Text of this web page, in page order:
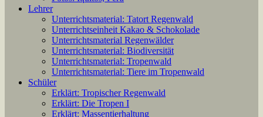
Lehrer
Unterrichtsmaterial: Tatort Regenwald
Unterrichtseinheit Kakao & Schokolade
Unterrichtsmaterial Regenwälder
Unterrichtsmaterial: Biodiversität
Unterrichtsmaterial: Tropenwald
Unterrichtsmaterial: Tiere im Tropenwald
Schüler
Erklärt: Tropischer Regenwald
Erklärt: Die Tropen I
Erklärt: Massentierhaltung